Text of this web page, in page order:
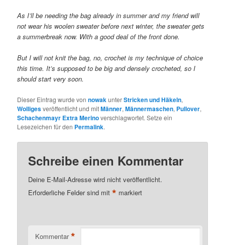
As I’ll be needing the bag already in summer and my friend will
not wear his woolen sweater before next winter, the sweater gets
a summerbreak now. With a good deal of the front done.
But I will not knit the bag, no, crochet is my technique of choice
this time. It’s supposed to be big and densely crocheted, so I
should start very soon.
Dieser Eintrag wurde vonnowak unterStricken und Häkeln,
Wolligesveröffentlicht und mitMänner,Männermaschen, Pullover,
Schachenmayr Extra Merinoverschlagwortet. Setze ein
Lesezeichen für den Permalink.
Schreibe einen Kommentar
Deine E-Mail-Adresse wird nicht veröffentlicht.
Erforderliche Felder sind mit* markiert
Kommentar *